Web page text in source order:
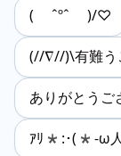
( ˆºˆ )/♡
(//∇//)\有難う
ありがとう
ｱﾘ*:･(*-ω